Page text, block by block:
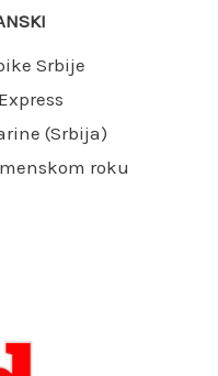
Srbije
(Srbija)
roku